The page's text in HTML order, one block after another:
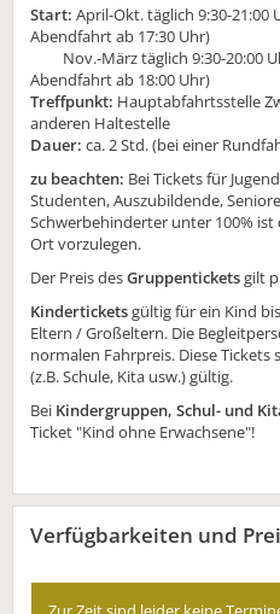
Start: April-Okt. täglich 9:30-21:00
Abendfahrt ab 17:30 Uhr)
Nov.-März täglich 9:30-20:00
Abendfahrt ab 18:00 Uhr)
Treffpunkt: Hauptabfahrtsstelle
anderen Haltestelle
Dauer: ca. 2 Std. (bei einer
zu beachten: Bei Tickets für
Studenten, Auszubildende,
Schwerbehinderter unter 100%
Ort vorzulegen.
Der Preis desGruppenticketsgilt
Kinderticketsgültig für ein Kind
Eltern / Großeltern. Die
normalen Fahrpreis. Diese
(z.B. Schule, Kita usw.) gültig.
Bei Kindergruppen, Schul- und
Ticket "Kind ohne Erwachsene"!
Verfügbarkeiten und